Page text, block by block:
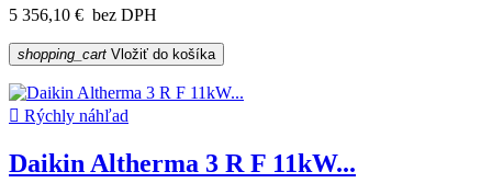
5 356,10 € bez DPH
shopping_cart Vložiť do košíka
 Rýchly náhľad
Daikin Altherma 3 R F 11kW...